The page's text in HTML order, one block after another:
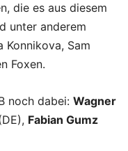
die es aus diesem
unter anderem
Konnikova, Sam
Foxen.
noch dabei: Wagner
Fabian Gumz